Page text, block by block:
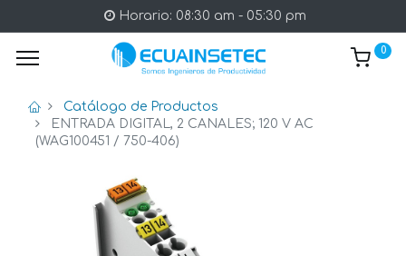
Horario: 08:30 am - 05:30 pm
0
Catálogo de Productos
ENTRADA DIGITAL, 2 CANALES; 120 V AC
(WAG100451 / 750-406)